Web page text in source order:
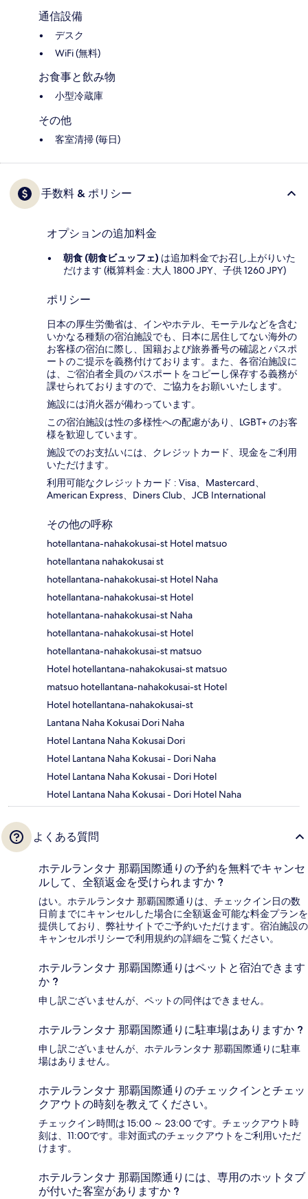
通信設備
デスク
WiFi (無料)
お食事と飲み物
小型冷蔵庫
その他
客室清掃 (毎日)
手数料 & ポリシー
オプションの追加料金
朝食 (朝食ビュッフェ) は追加料金でお召し上がりいた
だけます (概算料金 : 大人 1800 JPY、子供 1260 JPY)
ポリシー
日本の厚生労働省は、インやホテル、モーテルなどを含む
いかなる種類の宿泊施設でも、日本に​居住してない海外の
お客様の宿泊に際し、国籍および旅券番号の確認とパスポ
ートのご提示を義務付け​ております。また、各宿泊施設に
は、ご宿泊者全員のパスポートをコピーし保存する義務が
課せられておりますの​で、ご協力をお願いいたします。
施設には消火器が備わっています。
この宿泊施設は性の多様性への配慮があり、LGBT+ のお客
様を歓迎しています。
施設でのお支払いには、クレジットカード、現金をご利用
いただけます。
利用可能なクレジットカード : Visa、Mastercard、
American Express、Diners Club、JCB International
その他の呼称
hotellantana-nahakokusai-st Hotel matsuo
hotellantana nahakokusai st
hotellantana-nahakokusai-st Hotel Naha
hotellantana-nahakokusai-st Hotel
hotellantana-nahakokusai-st Naha
hotellantana-nahakokusai-st Hotel
hotellantana-nahakokusai-st matsuo
Hotel hotellantana-nahakokusai-st matsuo
matsuo hotellantana-nahakokusai-st Hotel
Hotel hotellantana-nahakokusai-st
Lantana Naha Kokusai Dori Naha
Hotel Lantana Naha Kokusai Dori
Hotel Lantana Naha Kokusai - Dori Naha
Hotel Lantana Naha Kokusai - Dori Hotel
Hotel Lantana Naha Kokusai - Dori Hotel Naha
よくある質問
ホテルランタナ 那覇国際通りの予約を無料でキャンセ
ルして、全額返金を受けられますか ?
はい。ホテルランタナ 那覇国際通りは、チェックイン日の数
日前までにキャンセルした場合に全額返金可能な料金プランを
提供しており、弊社サイトでご予約いただけます。宿泊施設の
キャンセルポリシーで利用規約の詳細をご覧ください。
ホテルランタナ 那覇国際通りはペットと宿泊できます
か ?
申し訳ございませんが、ペットの同伴はできません。
ホテルランタナ 那覇国際通りに駐車場はありますか ?
申し訳ございませんが、ホテルランタナ 那覇国際通りに駐車
場はありません。
ホテルランタナ 那覇国際通りのチェックインとチェッ
クアウトの時刻を教えてください。
チェックイン時間は 15:00 ～ 23:00 です。チェックアウト時
刻は、11:00です。非対面式のチェックアウトをご利用いただ
けます。
ホテルランタナ 那覇国際通りには、専用のホットタブ
が付いた客室がありますか ?